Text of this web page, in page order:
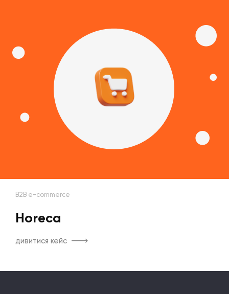
B2B e-commerce
Horeca
дивитися кейс